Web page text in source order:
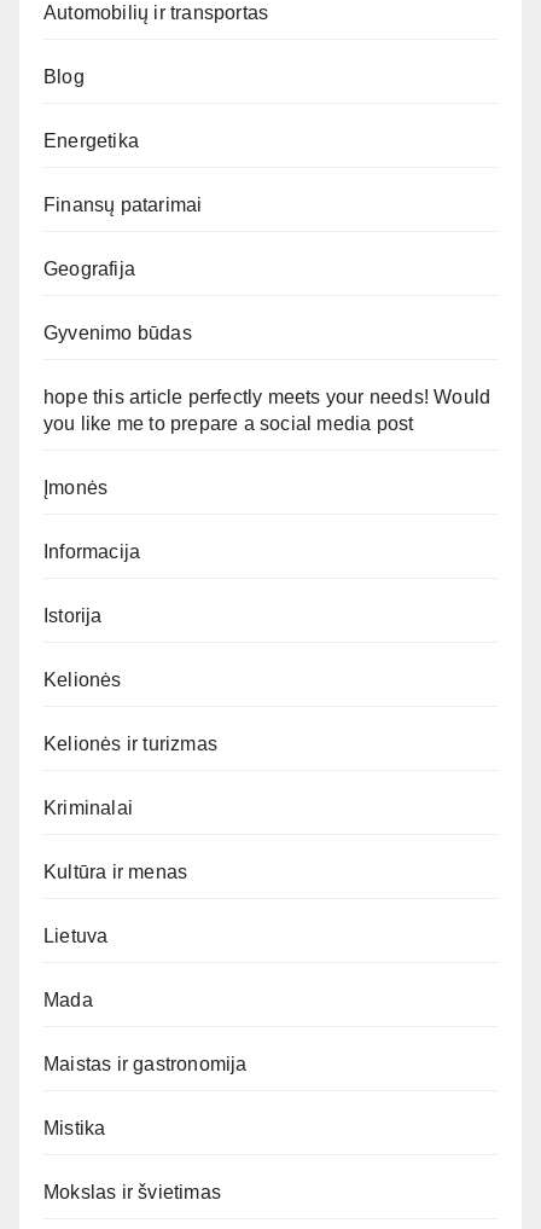
Automobilių ir transportas
Blog
Energetika
Finansų patarimai
Geografija
Gyvenimo būdas
hope this article perfectly meets your needs! Would
you like me to prepare a social media post
Įmonės
Informacija
Istorija
Kelionės
Kelionės ir turizmas
Kriminalai
Kultūra ir menas
Lietuva
Mada
Maistas ir gastronomija
Mistika
Mokslas ir švietimas